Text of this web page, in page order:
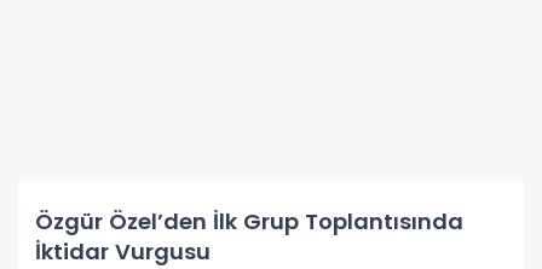
Özgür Özel’den İlk Grup Toplantısında
İktidar Vurgusu